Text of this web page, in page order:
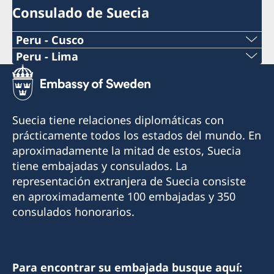
Consulado de Suecia
Peru - Cusco
Consulado Honorario de Suecia en Cusco
Cónsul Honorario: Boris Gómez Luna
Email: borisgomez19@gmail.com
Teléfono: +51 994374176
Visitas: solo con cita previa (agenda por
teléfono o email)
Peru - Lima
Consulado Honorario de Suecia en Lima
Cónsul Honorario: Xavier de Romaña
En el consulado también trabaja un asistente
consular y un asistente comercial.
Email asuntos consulares:
lima@consuladodesuecia.pe
Email asuntos comerciales:
andrea.silva@consuladodesuecia.pe
Horario de teléfono: lunes a viernes de 09:00 a
Suecia tiene relaciones diplomáticas con
prácticamente todos los estados del mundo. En
aproximadamente la mitad de estos, Suecia
tiene embajadas y consulados. La
representación extranjera de Suecia consiste
en aproximadamente 100 embajadas y 350
consulados honorarios.
Para encontrar su embajada busque aquí: